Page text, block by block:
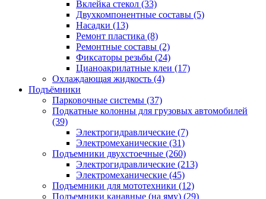
Вклейка стекол (33)
Двухкомпонентные составы (5)
Насадки (13)
Ремонт пластика (8)
Ремонтные составы (2)
Фиксаторы резьбы (24)
Цианоакрилатные клеи (17)
Охлаждающая жидкость (4)
Подъёмники
Парковочные системы (37)
Подкатные колонны для грузовых автомобилей
(39)
Электрогидравлические (7)
Электромеханические (31)
Подъемники двухстоечные (260)
Электрогидравлические (213)
Электромеханические (45)
Подъемники для мототехники (12)
Подъемники канавные (на яму) (29)